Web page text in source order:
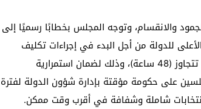
والانقسام، وتوجه المجلس بخطابًا رسميًا إلى
للدولة من أجل البدء في إجراءات تكليف
شخصية وطنية تتولى مهام رئاسة حكومة مؤقتة خلال مدة لا تتجاوز (48 ساعة)، وذلك لضمان استمرارية
على حكومة مؤقتة بإدارة شؤون الدولة لفترة
انتخابات شاملة وشفافة في أقرب وقت ممكن.